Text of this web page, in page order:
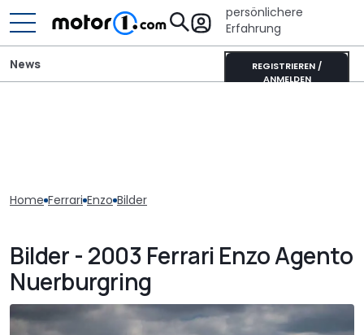
persönlichere
Erfahrung
REGISTRIEREN /
ANMELDEN
News
Home Ferrari Enzo Bilder
Bilder - 2003 Ferrari Enzo Agento
Nuerburgring